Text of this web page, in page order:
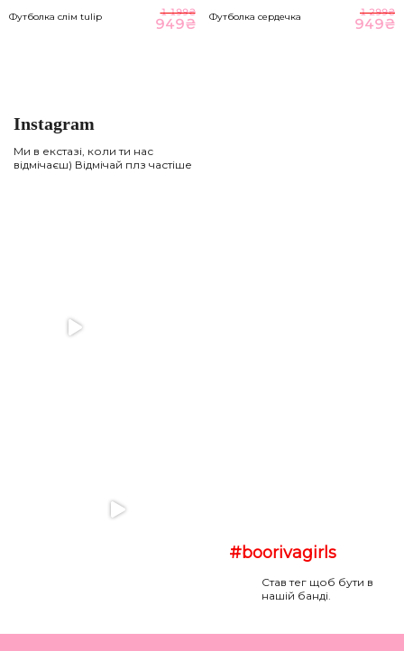
Футболка слім tulip 1 199₴
949₴ Футболка сердечка 1 299₴
949₴
Instagram
Ми в екстазі, коли ти нас
відмічаєш) Відмічай плз частіше
#boorivagirls
Став тег щоб бути в
нашій банді.